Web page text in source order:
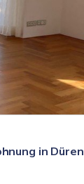
in Düren